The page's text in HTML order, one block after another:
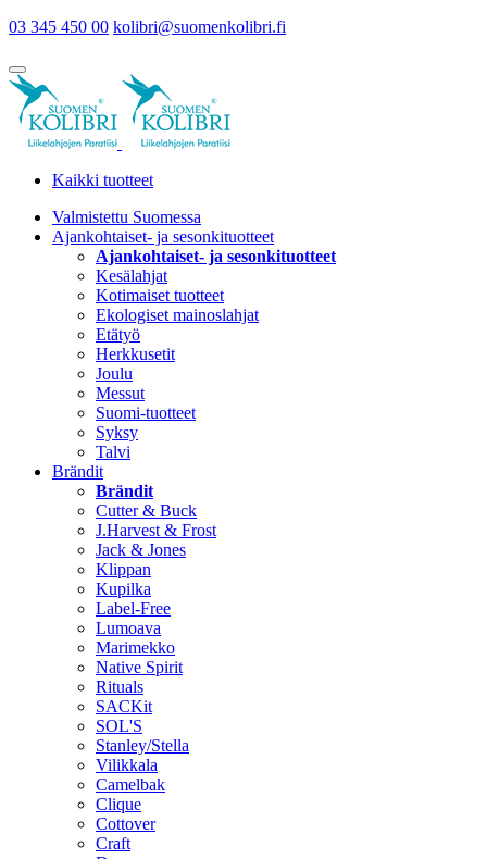
03 345 450 00 kolibri@suomenkolibri.fi
Kaikki tuotteet
Valmistettu Suomessa
Ajankohtaiset- ja sesonkituotteet
Ajankohtaiset- ja sesonkituotteet
Kesälahjat
Kotimaiset tuotteet
Ekologiset mainoslahjat
Etätyö
Herkkusetit
Joulu
Messut
Suomi-tuotteet
Syksy
Talvi
Brändit
Brändit
Cutter & Buck
J.Harvest & Frost
Jack & Jones
Klippan
Kupilka
Label-Free
Lumoava
Marimekko
Native Spirit
Rituals
SACKit
SOL'S
Stanley/Stella
Vilikkala
Camelbak
Clique
Cottover
Craft